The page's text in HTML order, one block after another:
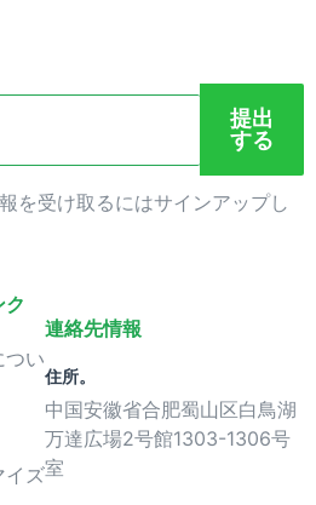
提出
する
を受け取るにはサインアップし
ク
つい
イズ
連絡先情報
住所。
中国安徽省合肥蜀山区白鳥湖
万達広場2号館1303-1306号
室